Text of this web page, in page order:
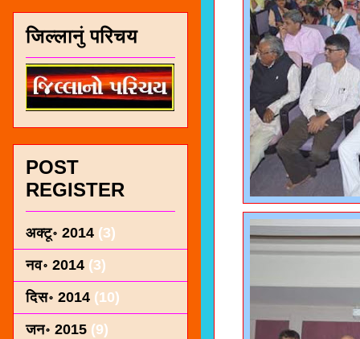
जिल्लानुं परिचय
POST
REGISTER
अक्टू॰ 2014 (3)
नव॰ 2014 (3)
दिस॰ 2014 (10)
जन॰ 2015 (9)